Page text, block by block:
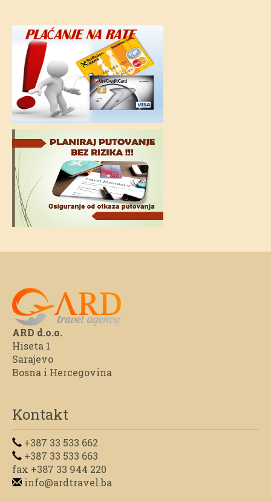
ARD d.o.o.
Hiseta 1
Sarajevo
Bosna i Hercegovina
Kontakt
+387 33 533 662
+387 33 533 663
fax +387 33 944 220
info@ardtravel.ba